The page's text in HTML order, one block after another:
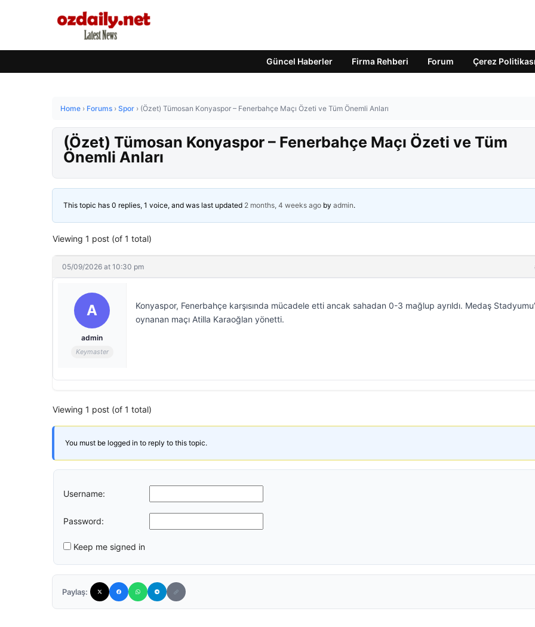
Güncel Haberler Firma Rehberi Forum Çerez Politikası
Home › Forums › Spor › (Özet) Tümosan Konyaspor – Fenerbahçe Maçı Özeti ve Tüm Önemli Anları
(Özet) Tümosan Konyaspor – Fenerbahçe Maçı Özeti ve Tüm
Önemli Anları
This topic has 0 replies, 1 voice, and was last updated 2 months, 4 weeks ago by admin.
Viewing 1 post (of 1 total)
05/09/2026 at 10:30 pm
A
admin
Keymaster
Konyaspor, Fenerbahçe karşısında mücadele etti ancak sahadan 0-3 mağlup ayrıldı. Medaş
oynanan maçı Atilla Karaoğlan yönetti.
Viewing 1 post (of 1 total)
You must be logged in to reply to this topic.
Username:
Password:
Keep me signed in
Paylaş: